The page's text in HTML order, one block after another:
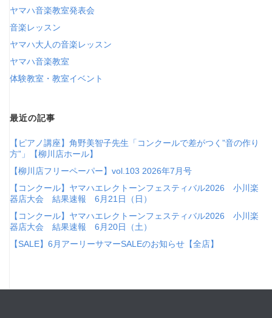
ヤマハ音楽教室発表会
音楽レッスン
ヤマハ大人の音楽レッスン
ヤマハ音楽教室
体験教室・教室イベント
最近の記事
【ピアノ講座】角野美智子先生「コンクールで差がつく”音の作り
方”」【柳川店ホール】
【柳川店フリーペーパー】vol.103 2026年7月号
【コンクール】ヤマハエレクトーンフェスティバル2026 小川楽
器店大会 結果速報 6月21日（日）
【コンクール】ヤマハエレクトーンフェスティバル2026 小川楽
器店大会 結果速報 6月20日（土）
【SALE】6月アーリーサマーSALEのお知らせ【全店】